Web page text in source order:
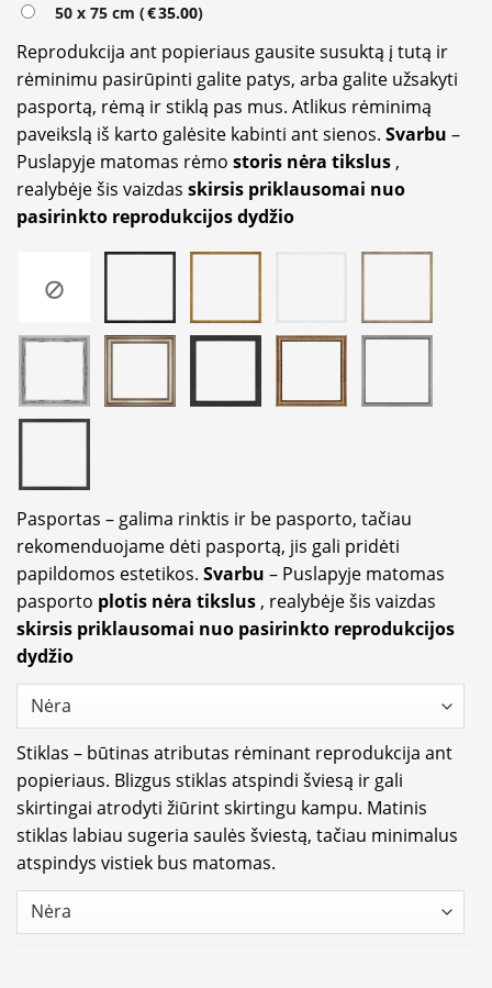
50 x 75 cm (€35.00)
Reprodukcija ant popieriaus gausite susuktą į tutą ir
rėminimu pasirūpinti galite patys, arba galite užsakyti
pasportą, rėmą ir stiklą pas mus. Atlikus rėminimą
paveikslą iš karto galėsite kabinti ant sienos. Svarbu –
Puslapyje matomas rėmo storis nėra tikslus,
realybėje šis vaizdas skirsis priklausomai nuo
pasirinkto reprodukcijos dydžio
Pasportas – galima rinktis ir be pasporto, tačiau
rekomenduojame dėti pasportą, jis gali pridėti
papildomos estetikos. Svarbu – Puslapyje matomas
pasporto plotis nėra tikslus, realybėje šis vaizdas
skirsis priklausomai nuo pasirinkto reprodukcijos
dydžio
Stiklas – būtinas atributas rėminant reprodukcija ant
popieriaus. Blizgus stiklas atspindi šviesą ir gali
skirtingai atrodyti žiūrint skirtingu kampu. Matinis
stiklas labiau sugeria saulės šviestą, tačiau minimalus
atspindys vistiek bus matomas.